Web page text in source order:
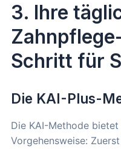
3. Ihre
Schritt für
Die KAI-Plus-
Die KAI-Methode
Vorgehensweise: